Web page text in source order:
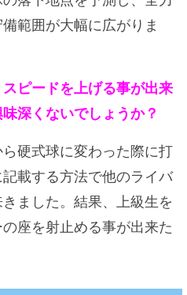
範囲が大幅に広がりま
ピードを上げる事が出来
深くないでしょうか？
硬式球に変わった際に打
載する方法で他のライバ
ました。結果、上級生を
座を射止める事が出来た